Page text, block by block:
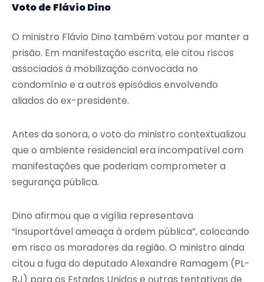
Voto de Flávio Dino
O ministro Flávio Dino também votou por manter a
prisão. Em manifestação escrita, ele citou riscos
associados à mobilização convocada no
condomínio e a outros episódios envolvendo
aliados do ex-presidente.
Antes da sonora, o voto do ministro contextualizou
que o ambiente residencial era incompatível com
manifestações que poderiam comprometer a
segurança pública.
Dino afirmou que a vigília representava
“insuportável ameaça à ordem pública”, colocando
em risco os moradores da região. O ministro ainda
citou a fuga do deputado Alexandre Ramagem (PL-